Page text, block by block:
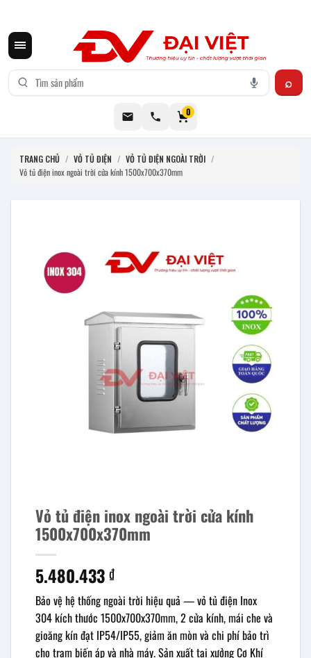
0
TRANG CHỦ / VỎ TỦ ĐIỆN / VỎ TỦ ĐIỆN NGOÀI TRỜI /
Vỏ tủ điện inox ngoài trời cửa kính 1500x700x370mm
Vỏ tủ điện inox ngoài trời cửa kính
1500x700x370mm
5.480.433 ₫
Bảo vệ hệ thống ngoài trời hiệu quả — vỏ tủ điện Inox
304 kích thước 1500x700x370mm, 2 cửa kính, mái che và
gioăng kín đạt IP54/IP55, giảm ăn mòn và chi phí bảo trì
cho trạm biến áp và nhà máy. Sản xuất tại xưởng Cơ Khí